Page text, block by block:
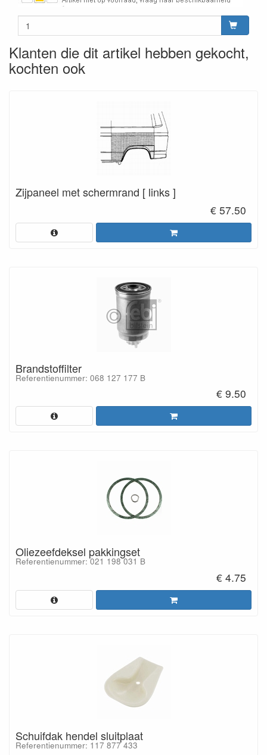
Klanten die dit artikel hebben gekocht,
kochten ook
Zijpaneel met schermrand [ links ]
€ 57.50
Brandstoffilter
Referentienummer: 068 127 177 B
€ 9.50
Oliezeefdeksel pakkingset
Referentienummer: 021 198 031 B
€ 4.75
Schuifdak hendel sluitplaat
Referentienummer: 117 877 433